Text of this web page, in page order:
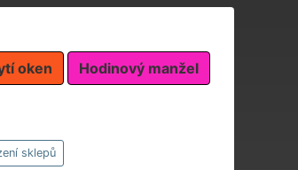
oken Hodinový manžel
sklepů